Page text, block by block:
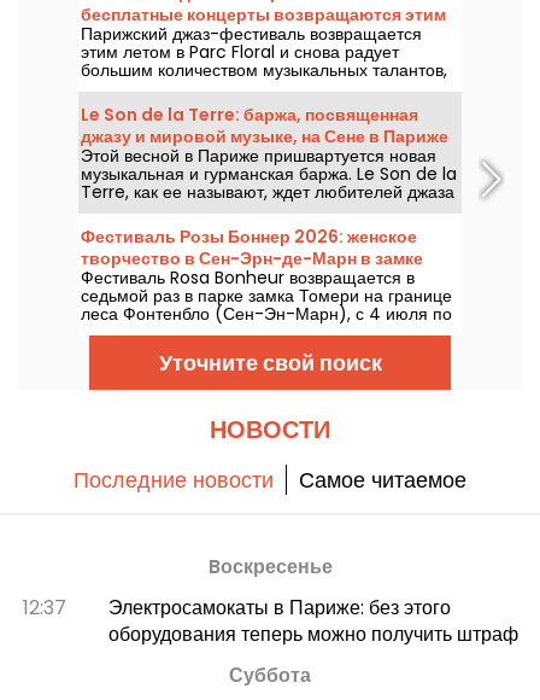
бесплатные концерты возвращаются этим
летом в Parc Floral — программа.
Парижский джаз-фестиваль возвращается
этим летом в Parc Floral и снова радует
большим количеством музыкальных талантов,
которые стоит увидеть и послушать на фоне
идиллической природы. Ниже — программа
бесплатных концертов на период с 24 июня по
6 сентября 2026 года!
Le Son de la Terre: баржа, посвященная
джазу и мировой музыке, на Сене в Париже
Этой весной в Париже пришвартуется новая
музыкальная и гурманская баржа. Le Son de la
Terre, как ее называют, ждет любителей джаза
и мировой музыки в 5-м округе для
уникального опыта, сочетающего концерты,
бистрономические блюда и коктейль-бар.
Фестиваль Розы Боннер 2026: женское
творчество в Сен-Эрн-де-Марн в замке
Фестиваль Rosa Bonheur возвращается в
седьмой раз в парке замка Томери на границе
леса Фонтенбло (Сен-Эн-Марн), с 4 июля по
29 августа 2026 года, с программой,
полностью посвящённой женскому творчеству
и материнскому наследию.
Уточните свой поиск
НОВОСТИ
Последние новости Самое читаемое
Bоскресенье
12:37
Электросамокаты в Париже: без этого
оборудования теперь можно получить штраф
Суббота